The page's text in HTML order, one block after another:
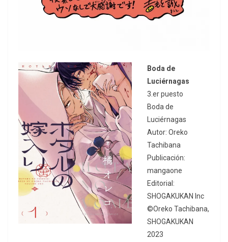
Boda de
Luciérnagas
3.er puesto
Boda de
Luciérnagas
Autor: Oreko
Tachibana
Publicación:
mangaone
Editorial:
SHOGAKUKAN Inc
©Oreko Tachibana,
SHOGAKUKAN
2023